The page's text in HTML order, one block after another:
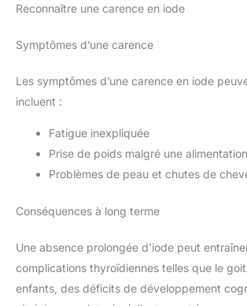
Reconnaître une carence en iode
Symptômes d’une carence
Les symptômes d’une carence en iode
incluent :
Fatigue inexpliquée
Prise de poids malgré une
Problèmes de peau et chutes de
Conséquences à long terme
Une absence prolongée d’iode peut
complications thyroïdiennes telles que le
enfants, des déficits de développement